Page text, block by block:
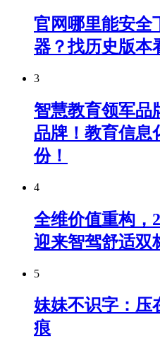
官网哪里能安全
器？找历史版本
3
智慧教育领军品
品牌！教育信息
份！
4
全维价值重构，
迎来智驾舒适双
5
妹妹不识字：压
痕